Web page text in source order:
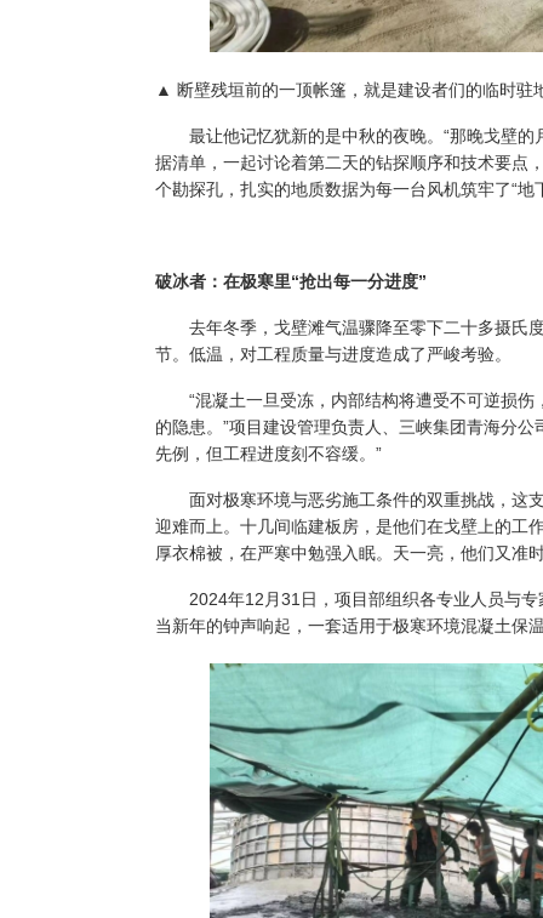
▲ 断壁残垣前的一顶帐篷，就是建设者们的临时驻
最让他记忆犹新的是中秋的夜晚。“那晚戈壁的
据清单，一起讨论着第二天的钻探顺序和技术要点
个勘探孔，扎实的地质数据为每一台风机筑牢了“地
破冰者：在极寒里“抢出每一分进度”
去年冬季，戈壁滩气温骤降至零下二十多摄氏
节。低温，对工程质量与进度造成了严峻考验。
“混凝土一旦受冻，内部结构将遭受不可逆损伤
的隐患。”项目建设管理负责人、三峡集团青海分
先例，但工程进度刻不容缓。”
面对极寒环境与恶劣施工条件的双重挑战，这
迎难而上。十几间临建板房，是他们在戈壁上的工
厚衣棉被，在严寒中勉强入眠。天一亮，他们又准
2024年12月31日，项目部组织各专业人员与专
当新年的钟声响起，一套适用于极寒环境混凝土保